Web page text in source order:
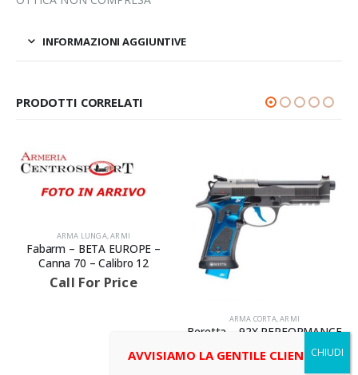
INFORMAZIONI AGGIUNTIVE
PRODOTTI CORRELATI
ARMA LUNGA,ARMI
Fabarm – BETA EUROPE –
Canna 70 – Calibro 12
Call For Price
ARMA CORTA,ARMI
Beretta – 92X PERFORMANCE
DARK SERIES BLUE FULL
OPTIONAL – Canna 125 –
AVVISIAMO LA GENTILE CLIENTELA